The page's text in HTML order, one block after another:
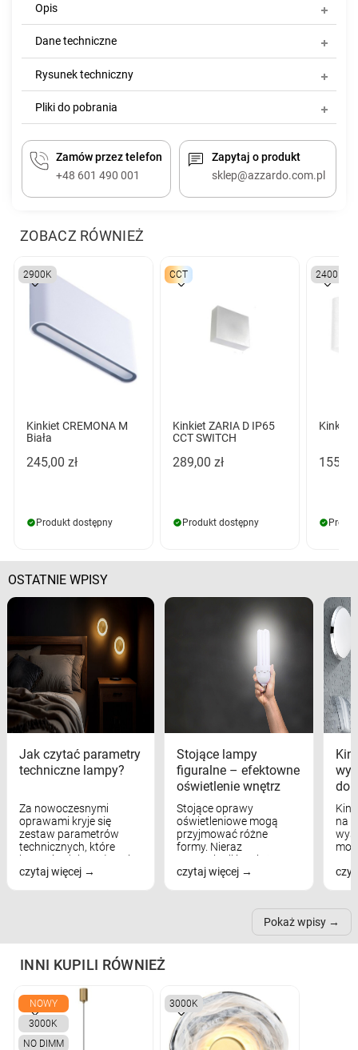
Opis
Dane techniczne
Rysunek techniczny
Pliki do pobrania
Zamów przez telefon
+48 601 490 001
Zapytaj o produkt
sklep@azzardo.com.pl
ZOBACZ RÓWNIEŻ
2900K
Kinkiet CREMONA M
Biała
245,00 zł
Produkt dostępny
CCT
Kinkiet ZARIA D IP65
CCT SWITCH
289,00 zł
Produkt dostępny
2400K
Kinkiet
155,00
OSTATNIE WPISY
Jak czytać parametry
techniczne lampy?
Za nowoczesnymi
oprawami kryje się
zestaw parametrów
technicznych, które
bezpośrednio wpływają
na komfort widzenia,
czytaj więcej
Stojące lampy
figuralne – efektowne
oświetlenie wnętrz
Stojące oprawy
oświetleniowe mogą
przyjmować różne
formy. Nieraz
wspominaliśmy już
modele na łukowych
nich może przydać się w
czytaj więcej
na
Pokaż wpisy
INNI KUPILI RÓWNIEŻ
NOWY
3000K
NO DIMM
3000K